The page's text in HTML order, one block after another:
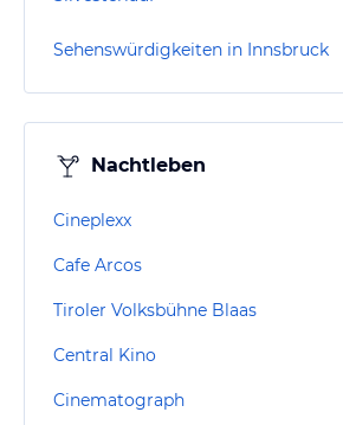
Sehenswürdigkeiten in Innsbruck
Nachtleben
Cineplexx
Cafe Arcos
Tiroler Volksbühne Blaas
Central Kino
Cinematograph